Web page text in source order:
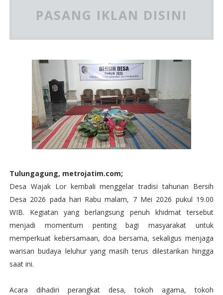
PASANG IKLAN DISINI
Tulungagung, metrojatim.com;
Desa Wajak Lor kembali menggelar tradisi tahunan Bersih
Desa 2026 pada hari Rabu malam, 7 Mei 2026 pukul 19.00
WIB. Kegiatan yang berlangsung penuh khidmat tersebut
menjadi momentum penting bagi masyarakat untuk
memperkuat kebersamaan, doa bersama, sekaligus menjaga
warisan budaya leluhur yang masih terus dilestarikan hingga
saat ini.
Acara dihadiri perangkat desa, tokoh agama, tokoh